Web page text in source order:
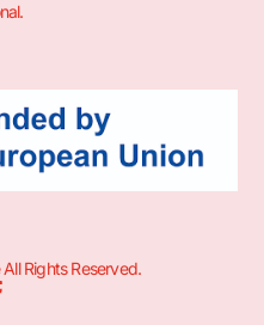
Rights Reserved.